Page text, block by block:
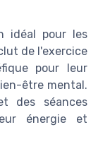
idéal pour les
de l'exercice
pour leur
être mental.
des séances
énergie et